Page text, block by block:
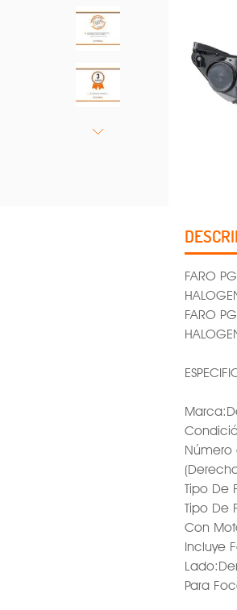
FARO
FARO
Número
Tipo De
Tipo De
Con
Incluye
Para